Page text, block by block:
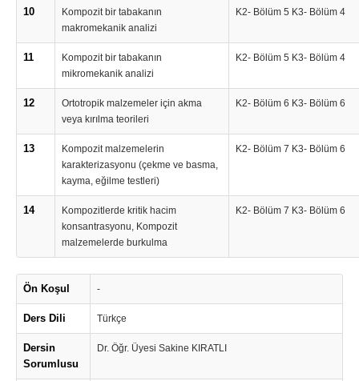
10
Kompozit bir tabakanın
makromekanik analizi
K2- Bölüm 5 K3- Bölüm 4
11
Kompozit bir tabakanın
mikromekanik analizi
K2- Bölüm 5 K3- Bölüm 4
12
Ortotropik malzemeler için akma
veya kırılma teorileri
K2- Bölüm 6 K3- Bölüm 6
13
Kompozit malzemelerin
karakterizasyonu (çekme ve basma,
kayma, eğilme testleri)
K2- Bölüm 7 K3- Bölüm 6
14
Kompozitlerde kritik hacim
konsantrasyonu, Kompozit
malzemelerde burkulma
K2- Bölüm 7 K3- Bölüm 6
Ön Koşul -
Ders Dili Türkçe
Dersin
Sorumlusu
Dr. Öğr. Üyesi Sakine KIRATLI